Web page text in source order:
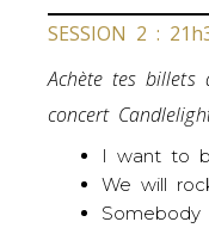
SESSION 2 :
Achète tes billets
concert
I want to
We will